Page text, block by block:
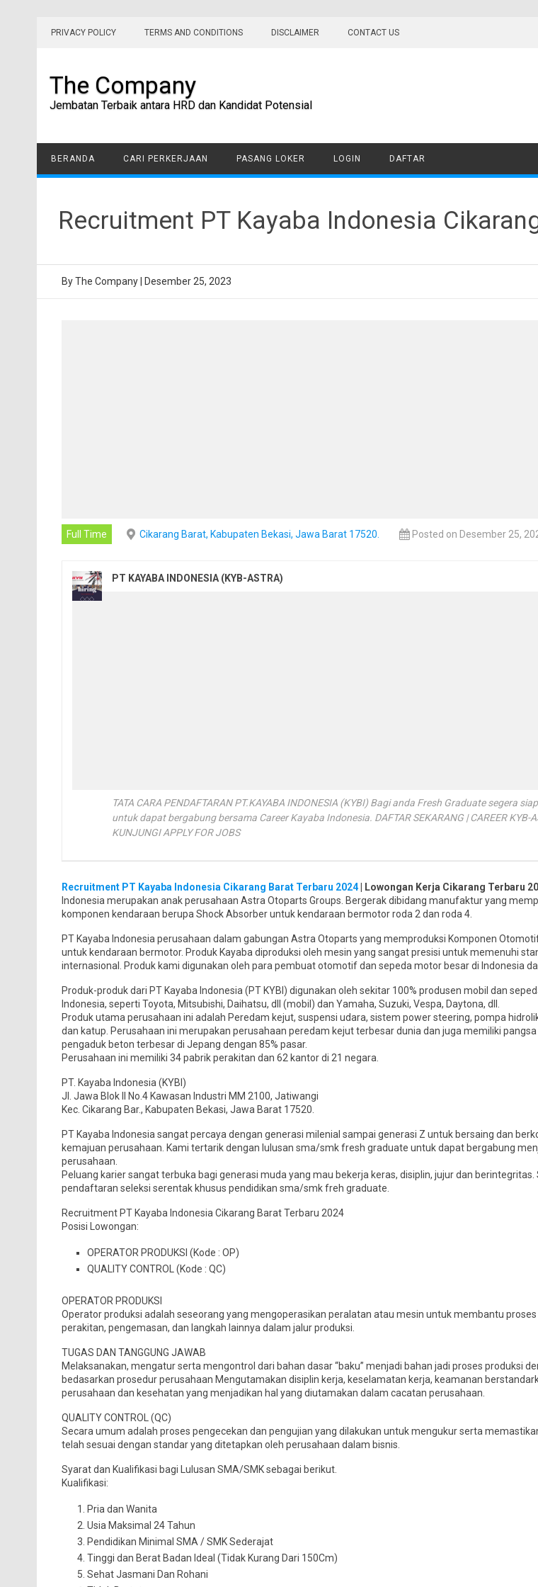
PRIVACY POLICY TERMS AND CONDITIONS DISCLAIMER CONTACT US
The Company
Jembatan Terbaik antara HRD dan Kandidat Potensial
BERANDA CARI PERKERJAAN PASANG LOKER LOGIN DAFTAR
Recruitment PT Kayaba Indonesia
ByThe Company Desember 25, 2023
Full Time Cikarang Barat, Kabupaten Bekasi, Jawa Barat 17520. Posted on Desember 25,
PT KAYABA INDONESIA (KYB-ASTRA)
TATA CARA PENDAFTARAN PT.KAYABA INDONESIA (KYBI) Bagi anda Fresh Graduate segera
untuk dapat bergabung bersama Career Kayaba Indonesia. DAFTAR SEKARANG | CAREER KYB-
KUNJUNGI APPLY FOR JOBS
Recruitment PT Kayaba Indonesia Cikarang Barat Terbaru 2024| Lowongan Kerja Cikarang Terbaru
Indonesia merupakan anak perusahaan Astra Otoparts Groups. Bergerak dibidang manufaktur yang
komponen kendaraan berupa Shock Absorber untuk kendaraan bermotor roda 2 dan roda 4.
PT Kayaba Indonesia perusahaan dalam gabungan Astra Otoparts yang memproduksi Komponen
untuk kendaraan bermotor. Produk Kayaba diproduksi oleh mesin yang sangat presisi untuk memenuhi
internasional. Produk kami digunakan oleh para pembuat otomotif dan sepeda motor besar di Indonesia
Produk-produk dari PT Kayaba Indonesia (PT KYBI) digunakan oleh sekitar 100% produsen mobil dan
Indonesia, seperti Toyota, Mitsubishi, Daihatsu, dll (mobil) dan Yamaha, Suzuki, Vespa, Daytona, dll.
Produk utama perusahaan ini adalah Peredam kejut, suspensi udara, sistem power steering, pompa
dan katup. Perusahaan ini merupakan perusahaan peredam kejut terbesar dunia dan juga memiliki
pengaduk beton terbesar di Jepang dengan 85% pasar.
Perusahaan ini memiliki 34 pabrik perakitan dan 62 kantor di 21 negara.
PT. Kayaba Indonesia (KYBI)
Jl. Jawa Blok II No.4 Kawasan Industri MM 2100, Jatiwangi
Kec. Cikarang Bar., Kabupaten Bekasi, Jawa Barat 17520.
PT Kayaba Indonesia sangat percaya dengan generasi milenial sampai generasi Z untuk bersaing dan
kemajuan perusahaan. Kami tertarik dengan lulusan sma/smk fresh graduate untuk dapat bergabung
perusahaan.
Peluang karier sangat terbuka bagi generasi muda yang mau bekerja keras, disiplin, jujur dan berintegritas.
pendaftaran seleksi serentak khusus pendidikan sma/smk freh graduate.
Recruitment PT Kayaba Indonesia Cikarang Barat Terbaru 2024
Posisi Lowongan:
OPERATOR PRODUKSI (Kode : OP)
QUALITY CONTROL (Kode : QC)
OPERATOR PRODUKSI
Operator produksi adalah seseorang yang mengoperasikan peralatan atau mesin untuk membantu
perakitan, pengemasan, dan langkah lainnya dalam jalur produksi.
TUGAS DAN TANGGUNG JAWAB
Melaksanakan, mengatur serta mengontrol dari bahan dasar “baku” menjadi bahan jadi proses produksi
bedasarkan prosedur perusahaan Mengutamakan disiplin kerja, keselamatan kerja, keamanan
perusahaan dan kesehatan yang menjadikan hal yang diutamakan dalam cacatan perusahaan.
QUALITY CONTROL (QC)
Secara umum adalah proses pengecekan dan pengujian yang dilakukan untuk mengukur serta
telah sesuai dengan standar yang ditetapkan oleh perusahaan dalam bisnis.
Syarat dan Kualifikasi bagi Lulusan SMA/SMK sebagai berikut.
Kualifikasi:
Pria dan Wanita
Usia Maksimal 24 Tahun
Pendidikan Minimal SMA / SMK Sederajat
Tinggi dan Berat Badan Ideal (Tidak Kurang Dari 150Cm)
Sehat Jasmani Dan Rohani